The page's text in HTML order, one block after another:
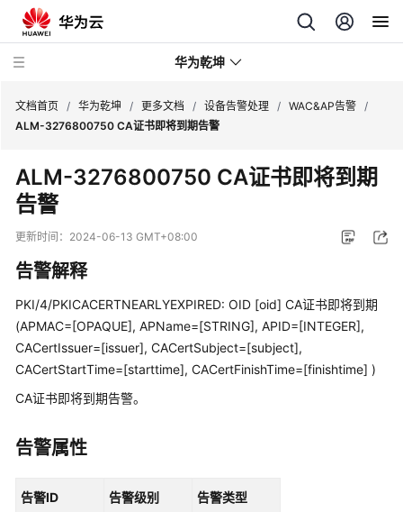
华为乾坤
全
云
务
云
管
理
网
络
华
乾
决
文档首页 / 华为乾坤 / 更多文档 / 设备告警处理 / WAC&AP告警 /
ALM-3276800750 CA证书即将到期告警
ALM-3276800750 CA证书即将到期
告警
更新时间： 2024-06-13 GMT+08:00
告警解释
PKI/4/PKICACERTNEARLYEXPIRED: OID [oid] CA证书即将到期
(APMAC=[OPAQUE], APName=[STRING], APID=[INTEGER],
CACertIssuer=[issuer], CACertSubject=[subject],
CACertStartTime=[starttime], CACertFinishTime=[finishtime] )
CA证书即将到期告警。
告警属性
告警ID 告警级别 告警类型